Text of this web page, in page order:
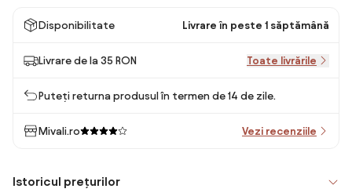
Disponibilitate Livrare în peste 1 săptămână
Livrare de la 35 RON Toate livrările
Puteți returna produsul în termen de 14 de zile.
Mivali.ro Vezi recenziile
Istoricul prețurilor